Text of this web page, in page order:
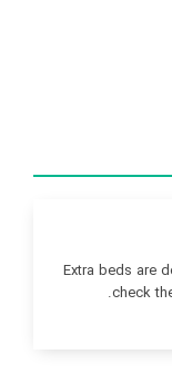
Extra beds are
check